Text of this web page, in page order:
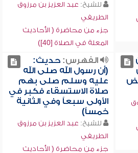
للشيخ: عبد العزيز بن مرزوق
الطريفي
جزء من محاضرة ( الأحاديث
المعلة في الصلاة [40])
الفهرس:حديث:
(أن رسول الله صلى الله
عليه وسلم صلى بهم
صلاة الاستسقاء فكبر في
الأولى سبعاً وفي الثانية
خمساً)
للشيخ: عبد العزيز بن مرزوق
الطريفي
جزء من محاضرة ( الأحاديث